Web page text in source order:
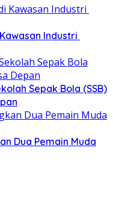
Industri
Sepak Bola (SSB)
Dua Pemain Muda